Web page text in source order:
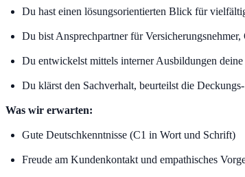
Du hast einen lösungsorientierten Blick für
Du bist Ansprechpartner für
Du entwickelst mittels interner Ausbildungen
Du klärst den Sachverhalt, beurteilst die
Was wir erwarten:
Gute Deutschkenntnisse (C1 in Wort und Schrift)
Freude am Kundenkontakt und empathisches